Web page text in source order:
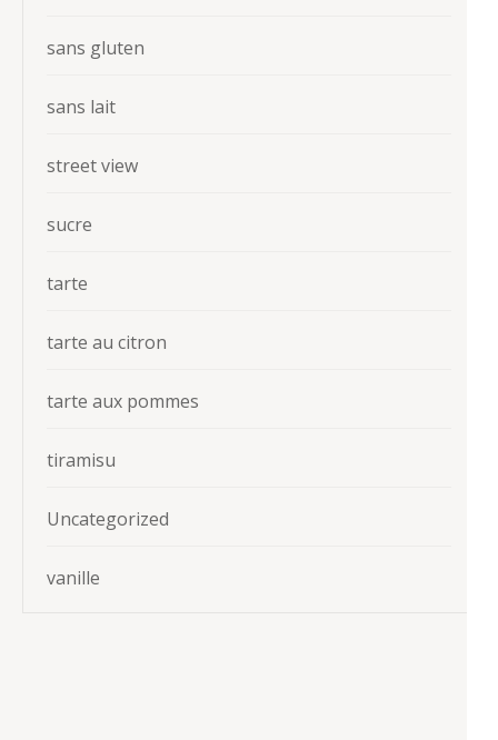
sans gluten
sans lait
street view
sucre
tarte
tarte au citron
tarte aux pommes
tiramisu
Uncategorized
vanille